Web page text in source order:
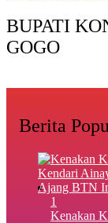
BUPATI
GOGO
Berita
1
‎Kenakan